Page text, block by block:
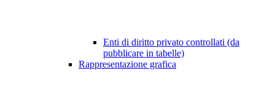
Enti di diritto privato controllati (da
pubblicare in tabelle)
Rappresentazione grafica